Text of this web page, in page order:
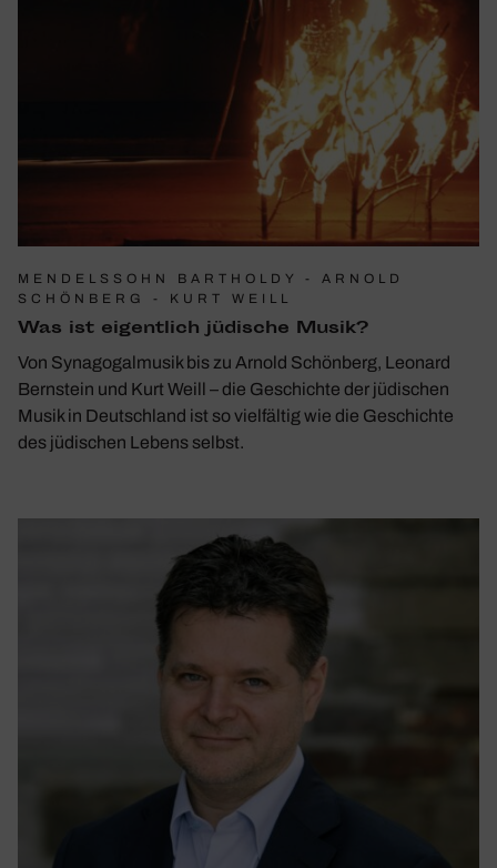
MENDELSSOHN BARTHOLDY - ARNOLD
SCHÖNBERG - KURT WEILL
Was ist eigent­lich jüdi­sche Musik?
Von Synagogalmusik bis zu Arnold Schönberg, Leonard
Bernstein und Kurt Weill – die Geschichte der jüdischen
Musik in Deutschland ist so vielfältig wie die Geschichte
des jüdischen Lebens selbst.